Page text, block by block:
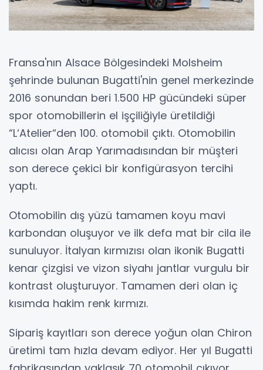
Fransa'nın Alsace Bölgesindeki Molsheim
şehrinde bulunan Bugatti'nin genel merkezinde
2016 sonundan beri 1.500 HP gücündeki süper
spor otomobillerin el işçiliğiyle üretildiği
“L‘Atelier“den 100. otomobil çıktı. Otomobilin
alıcısı olan Arap Yarımadısından bir müşteri
son derece çekici bir konfigürasyon tercihi
yaptı.
Otomobilin dış yüzü tamamen koyu mavi
karbondan oluşuyor ve ilk defa mat bir cila ile
sunuluyor. İtalyan kırmızısı olan ikonik Bugatti
kenar çizgisi ve vizon siyahı jantlar vurgulu bir
kontrast oluşturuyor. Tamamen deri olan iç
kısımda hakim renk kırmızı.
Sipariş kayıtları son derece yoğun olan Chiron
üretimi tam hızla devam ediyor. Her yıl Bugatti